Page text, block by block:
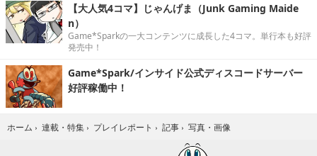
【大人気4コマ】じゃんげま（Junk Gaming Maide
n）
Game*Sparkの一大コンテンツに成長した4コマ。単行本も好評
発売中！
Game*Spark/インサイド公式ディスコードサーバー
好評稼働中！
ホーム › 連載・特集 › プレイレポート › 記事 › 写真・画像